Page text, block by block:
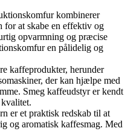
kombinerer
for at skabe en effektiv og
opvarmning og præcise
en pålidelig og
kaffeprodukter, herunder
der kan hjælpe med
Smeg kaffeudstyr er kendt
er et praktisk redskab til at
og aromatisk kaffesmag. Med